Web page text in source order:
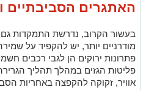
האתגרים הסביבתיים
בעשור הקרוב, נדרשת התמקדות גם
מודרניים יותר, יש להקפיד על
פתרונות ירוקים הן לגבי רכבים
פליטות הגזים במהלך תהליך
אוויר, זקוקה להקפצה באחריות